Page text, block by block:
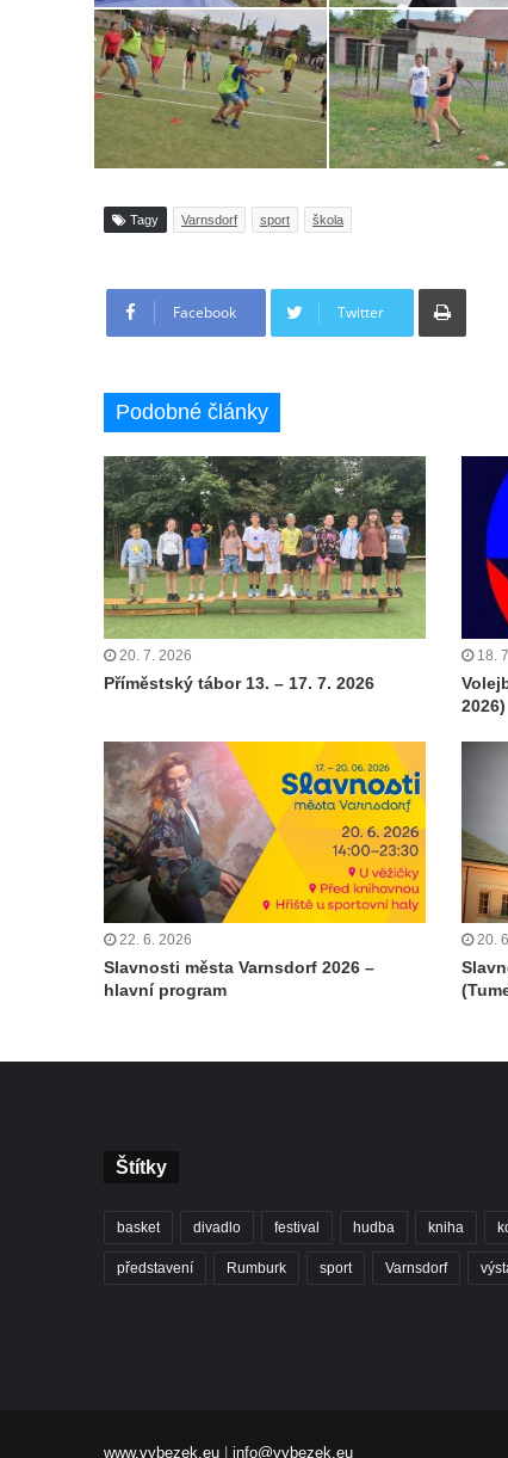
Tagy Varnsdorf sport škola
Facebook Twitter
Podobné články
20. 7. 2026
Příměstský tábor 13. – 17. 7. 2026
18.
2026)
22. 6. 2026
Slavnosti města Varnsdorf 2026 –
hlavní program
20.
Štítky
basket divadlo festival hudba kniha
představení Rumburk sport Varnsdorf
www.vybezek.eu info@vybezek.eu